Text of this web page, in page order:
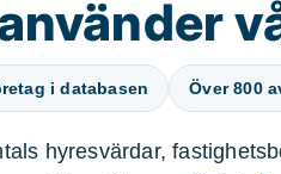
i databasen Över 800
hyresvärdar,